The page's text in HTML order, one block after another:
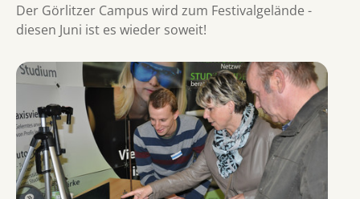
Der Görlitzer Campus wird zum Festivalgelände -
diesen Juni ist es wieder soweit!